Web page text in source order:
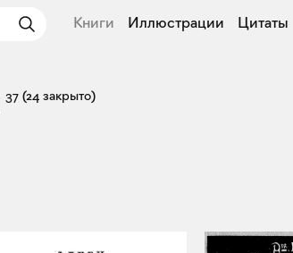
Книги Иллюстрации Цитаты
37 (24 закрыто)